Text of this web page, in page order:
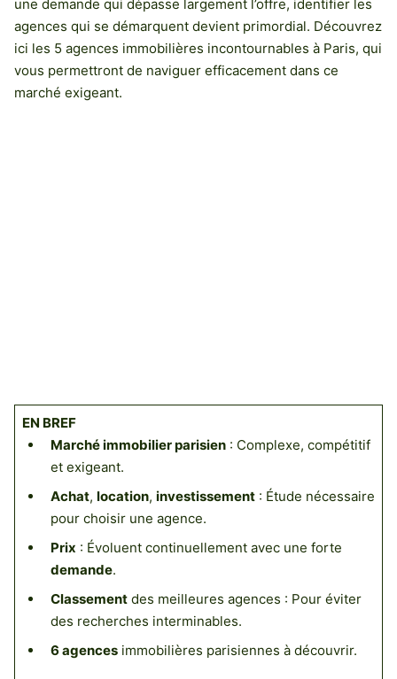
une demande qui dépasse largement l’offre, identifier les
agences qui se démarquent devient primordial. Découvrez
ici les 5 agences immobilières incontournables à Paris, qui
vous permettront de naviguer efficacement dans ce
marché exigeant.
EN BREF
Marché immobilier parisien: Complexe, compétitif
et exigeant.
Achat, location, investissement: Étude nécessaire
pour choisir une agence.
Prix : Évoluent continuellement avec une forte
demande.
Classementdes meilleures agences : Pour éviter
des recherches interminables.
6 agencesimmobilières parisiennes à découvrir.